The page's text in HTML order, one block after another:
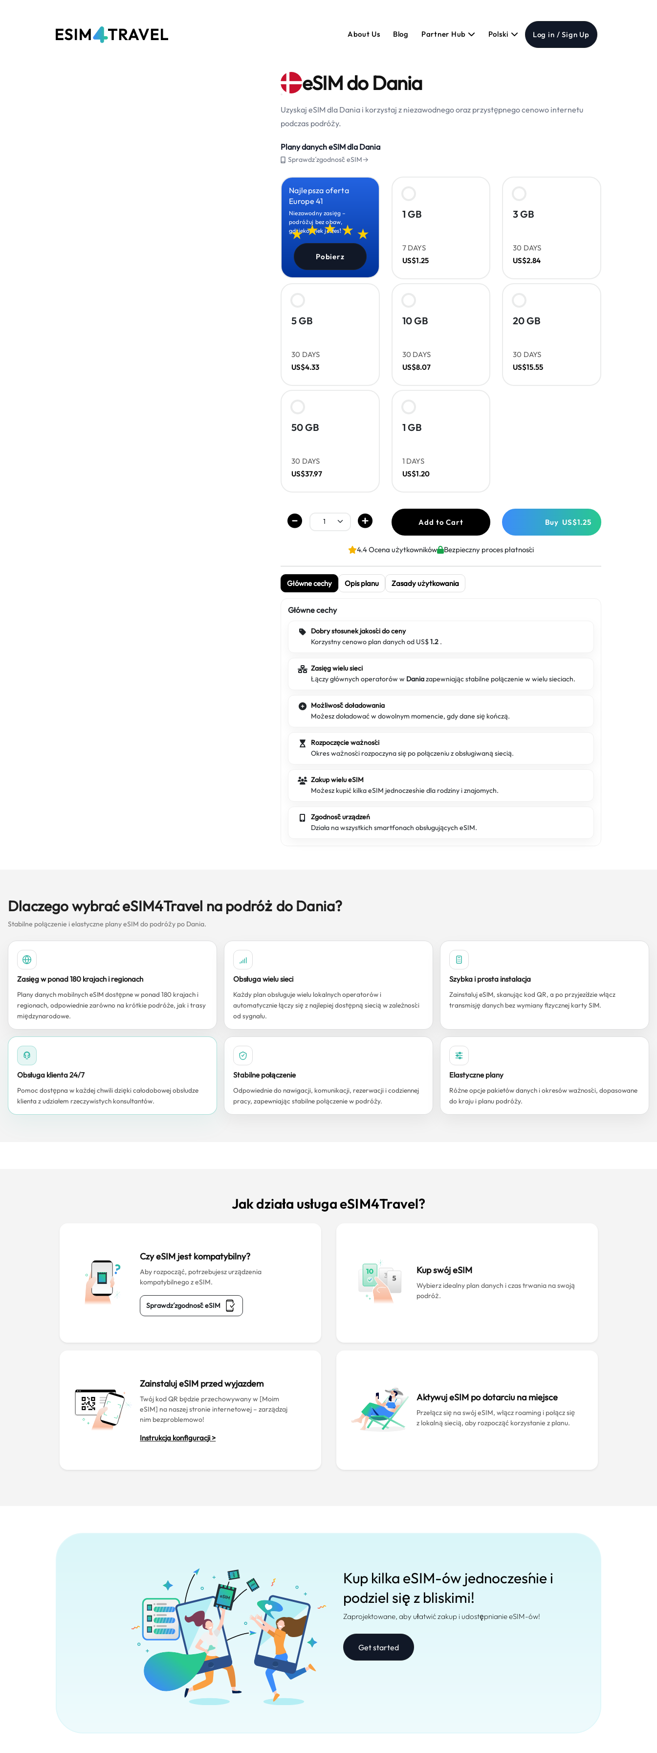
About Us Blog Partner Hub Polski Log in / Sign Up
eSIM do Dania
Uzyskaj eSIM dla Dania i korzystaj z niezawodnego oraz przystępnego cenowo internetu
podczas podróży.
Plany danych eSIM dla Dania
Sprawdź zgodność eSIM→
Najlepsza oferta
Europe 41
Niezawodny zasięg –
podróżuj bez obaw,
gdziekolwiek jesteś!
Pobierz
1 GB
7 DAYS
US$1.25
3 GB
30 DAYS
US$2.84
5 GB
30 DAYS
US$4.33
10 GB
30 DAYS
US$8.07
20 GB
30 DAYS
US$15.55
50 GB
30 DAYS
US$37.97
1 GB
1 DAYS
US$1.20
Add to Cart Buy US$1.25
4.4 Ocena użytkowników Bezpieczny proces płatności
Główne cechy Opis planu Zasady użytkowania
Główne cechy
Dobry stosunek jakości do ceny
Korzystny cenowo plan danych od US$1.2 .
Zasięg wielu sieci
Łączy głównych operatorów w Daniazapewniając stabilne połączenie w wielu sieciach.
Możliwość doładowania
Możesz doładować w dowolnym momencie, gdy dane się kończą.
Rozpoczęcie ważności
Okres ważności rozpoczyna się po połączeniu z obsługiwaną siecią.
Zakup wielu eSIM
Możesz kupić kilka eSIM jednocześnie dla rodziny i znajomych.
Zgodność urządzeń
Działa na wszystkich smartfonach obsługujących eSIM.
Dlaczego wybrać eSIM4Travel na podróż do Dania?
Stabilne połączenie i elastyczne plany eSIM do podróży po Dania.
Zasięg w ponad 180 krajach i regionach
Plany danych mobilnych eSIM dostępne w ponad 180 krajach i
regionach, odpowiednie zarówno na krótkie podróże, jak i trasy
międzynarodowe.
Obsługa wielu sieci
Każdy plan obsługuje wielu lokalnych operatorów i
automatycznie łączy się z najlepiej dostępną siecią w zależności
od sygnału.
Szybka i prosta instalacja
Zainstaluj eSIM, skanując kod QR, a po przyjeździe włącz
transmisję danych bez wymiany fizycznej karty SIM.
Obsługa klienta 24/7
Pomoc dostępna w każdej chwili dzięki całodobowej obsłudze
klienta z udziałem rzeczywistych konsultantów.
Stabilne połączenie
Odpowiednie do nawigacji, komunikacji, rezerwacji i codziennej
pracy, zapewniając stabilne połączenie w podróży.
Elastyczne plany
Różne opcje pakietów danych i okresów ważności, dopasowane
do kraju i planu podróży.
Jak działa usługa eSIM4Travel?
Czy eSIM jest kompatybilny?
Aby rozpocząć, potrzebujesz urządzenia
kompatybilnego z eSIM.
Sprawdź zgodność eSIM
Kup swój eSIM
Wybierz idealny plan danych i czas trwania na swoją
podróż.
Zainstaluj eSIM przed wyjazdem
Twój kod QR będzie przechowywany w [Moim
eSIM] na naszej stronie internetowej – zarządzaj
nim bezproblemowo!
Instrukcja konfiguracji >
Aktywuj eSIM po dotarciu na miejsce
Przełącz się na swój eSIM, włącz roaming i połącz się
z lokalną siecią, aby rozpocząć korzystanie z planu.
Kup kilka eSIM-ów jednocześnie i
podziel się z bliskimi!
Zaprojektowane, aby ułatwić zakup i udostępnianie eSIM-ów!
Get started